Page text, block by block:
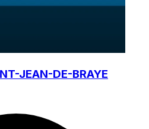
JEAN-DE-BRAYE